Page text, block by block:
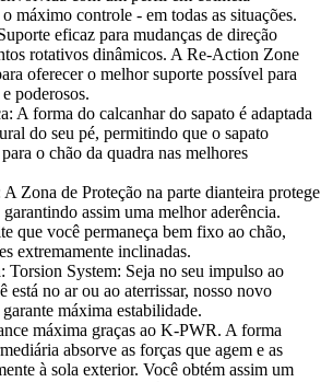
máximo controle - em todas as situações.
eficaz para mudanças de direção
rotativos dinâmicos. A Re-Action Zone
oferecer o melhor suporte possível para
poderosos.
A forma do calcanhar do sapato é adaptada
do seu pé, permitindo que o sapato
o chão da quadra nas melhores
A Zona de Proteção na parte dianteira protege
garantindo assim uma melhor aderência.
que você permaneça bem fixo ao chão,
extremamente inclinadas.
Torsion System: Seja no seu impulso ao
está no ar ou ao aterrissar, nosso novo
máxima estabilidade.
máxima graças ao K-PWR. A forma
absorve as forças que agem e as
à sola exterior. Você obtém assim um